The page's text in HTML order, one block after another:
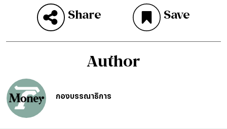
Share Save
Author
กองบรรณาธิการ